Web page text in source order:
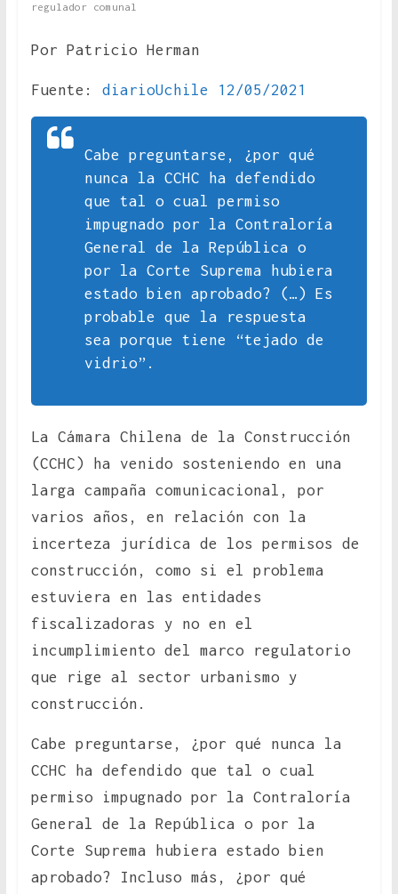
regulador comunal
Por Patricio Herman
Fuente: diarioUchile 12/05/2021
Cabe preguntarse, ¿por qué
nunca la CCHC ha defendido
que tal o cual permiso
impugnado por la Contraloría
General de la República o
por la Corte Suprema hubiera
estado bien aprobado? (…) Es
probable que la respuesta
sea porque tiene “tejado de
vidrio”.
La Cámara Chilena de la Construcción
(CCHC) ha venido sosteniendo en una
larga campaña comunicacional, por
varios años, en relación con la
incerteza jurídica de los permisos de
construcción, como si el problema
estuviera en las entidades
fiscalizadoras y no en el
incumplimiento del marco regulatorio
que rige al sector urbanismo y
construcción.
Cabe preguntarse, ¿por qué nunca la
CCHC ha defendido que tal o cual
permiso impugnado por la Contraloría
General de la República o por la
Corte Suprema hubiera estado bien
aprobado? Incluso más, ¿por qué